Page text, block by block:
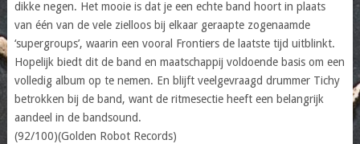
dikke negen. Het mooie is dat je een echte band hoort in plaats
van één van de vele zielloos bij elkaar geraapte zogenaamde
‘supergroups’, waarin een vooral Frontiers de laatste tijd uitblinkt.
Hopelijk biedt dit de band en maatschappij voldoende basis om een
volledig album op te nemen. En blijft veelgevraagd drummer Tichy
betrokken bij de band, want de ritmesectie heeft een belangrijk
aandeel in de bandsound.
(92/100)(Golden Robot Records)